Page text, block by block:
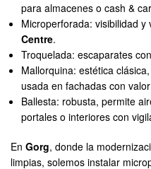
para almacenes o cash &
Microperforada: visibilidad
Centre.
Troquelada: escaparates
Mallorquina: estética
usada en fachadas con
Ballesta: robusta, permite
portales o interiores con
En Gorg, donde la
limpias, solemos instalar